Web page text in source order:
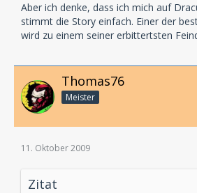
Aber ich denke, dass ich mich auf
stimmt die Story einfach. Einer der
wird zu einem seiner erbittertsten
Thomas76
Meister
11. Oktober 2009
Zitat